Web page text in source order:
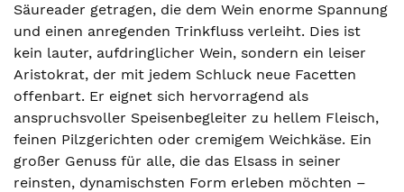
Säureader getragen, die dem Wein enorme Spannung
und einen anregenden Trinkfluss verleiht. Dies ist
kein lauter, aufdringlicher Wein, sondern ein leiser
Aristokrat, der mit jedem Schluck neue Facetten
offenbart. Er eignet sich hervorragend als
anspruchsvoller Speisenbegleiter zu hellem Fleisch,
feinen Pilzgerichten oder cremigem Weichkäse. Ein
großer Genuss für alle, die das Elsass in seiner
reinsten, dynamischsten Form erleben möchten –